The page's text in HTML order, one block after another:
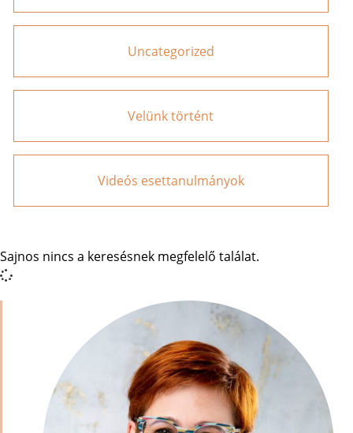
Uncategorized
Velünk történt
Videós esettanulmányok
Sajnos nincs a keresésnek megfelelő találat.